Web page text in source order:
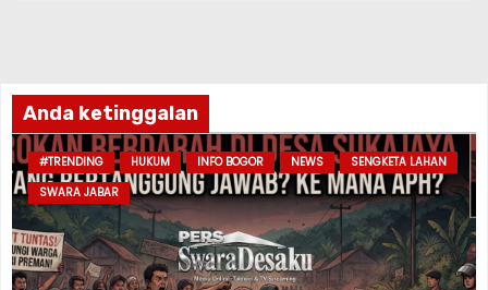
Anda ketinggalan
#TRENDING HUKUM INFO BOGOR NEWS
SENGKETA LAHAN
SWARA JABAR